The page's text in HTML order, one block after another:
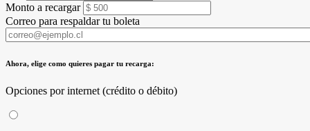
Monto a recargar
Correo para respaldar tu boleta
Ahora, elige como quieres pagar tu recarga:
Opciones por internet (crédito o débito)